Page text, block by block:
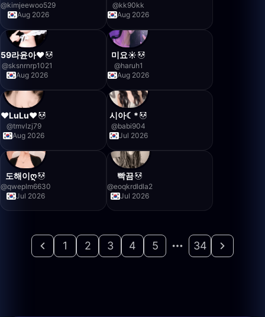
@kimjeewoo529
Aug 2026
@kk90kk
Aug 2026
59라윤아❤️
@sksnrnrp1021
Aug 2026
미요☀
@haruh1
Aug 2026
♥LuLu♥
@tmvlzj79
Aug 2026
시아☾*
@babi904
Jul 2026
도해이ღ
@qweplm6630
Jul 2026
빡끔
@eoqkrdldla2
Jul 2026
1 2 3 4 5 34